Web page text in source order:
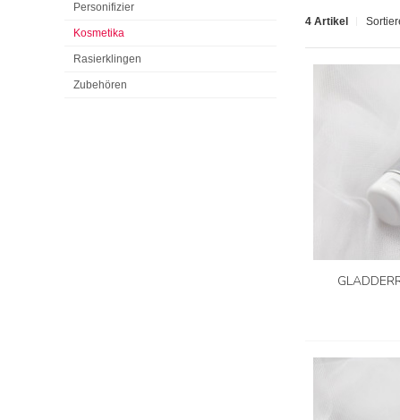
4 Artikel
Personifizier
Kosmetika
Rasierklingen
Zubehören